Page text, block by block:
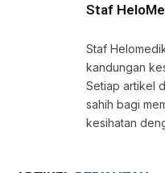
Staf
Staf
kandungan
Setiap artikel
sahih bagi
kesihatan